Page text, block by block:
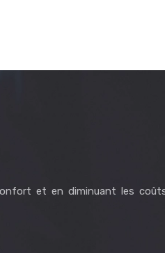
et en diminuant les